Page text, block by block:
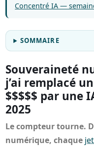
Concentré IA —
SOMMAIRE
Souveraineté
j’ai remplacé
$$$$$ par une
2025
Le compteur tourne.
numérique, chaque